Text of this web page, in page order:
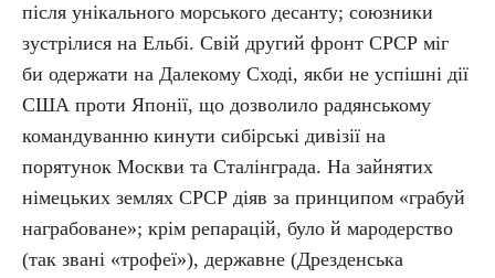
після унікального морського десанту; союзники
зустрілися на Ельбі. Свій другий фронт СРСР міг
би одержати на Далекому Сході, якби не успішні дії
США проти Японії, що дозволило радянському
командуванню кинути сибірські дивізії на
порятунок Москви та Сталінграда. На зайнятих
німецьких землях СРСР діяв за принципом «грабуй
награбоване»; крім репарацій, було й мародерство
(так звані «трофеї»), державне (Дрезденська